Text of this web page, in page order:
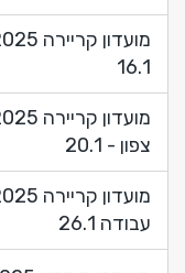
16.1
צפון - 20.1
עבודה 26.1